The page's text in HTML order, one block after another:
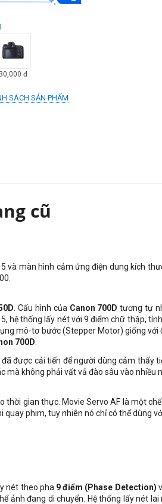
30,000 đ
SÁCH SẢN PHẨM
cũ
và màn hình cảm ứng điện dung kích
. Cấu hình của Canon 700D tương tự
hệ thống lấy nét với 9 điểm chữ thập,
mô-tơ bước (Stepper Motor) giống
700D
đã được cải tiến để người dùng cảm thấy
mà không phải vất vả đào sâu vào nhiều
thời gian thực. Movie Servo AF là một
quay phim, tuy nhiên nó chỉ có thể dùng
nét theo pha 9 điểm (Phase Detection)
ảnh đang di chuyển. Hệ thống lấy nét